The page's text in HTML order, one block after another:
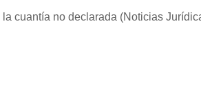
cuantía no declarada (Noticias